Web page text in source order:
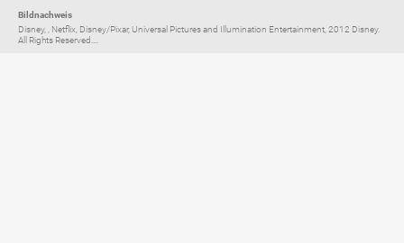
Bildnachweis
Disney, , Netflix, Disney/Pixar, Universal Pictures and Illumination Entertainment, 2012 Disney.
All Rights Reserved....